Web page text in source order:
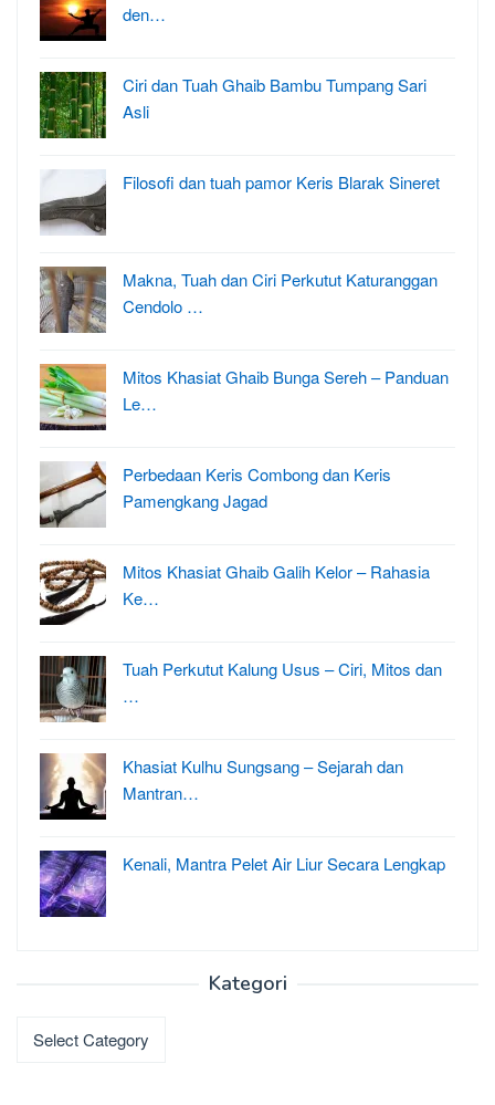
den…
Ciri dan Tuah Ghaib Bambu Tumpang Sari
Asli
Filosofi dan tuah pamor Keris Blarak Sineret
Makna, Tuah dan Ciri Perkutut Katuranggan
Cendolo …
Mitos Khasiat Ghaib Bunga Sereh – Panduan
Le…
Perbedaan Keris Combong dan Keris
Pamengkang Jagad
Mitos Khasiat Ghaib Galih Kelor – Rahasia
Ke…
Tuah Perkutut Kalung Usus – Ciri, Mitos dan
…
Khasiat Kulhu Sungsang – Sejarah dan
Mantran…
Kenali, Mantra Pelet Air Liur Secara Lengkap
Kategori
Kategori